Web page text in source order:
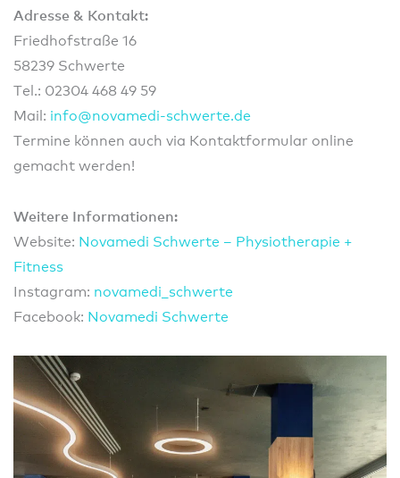
Adresse & Kontakt:
Friedhofstraße 16
58239 Schwerte
Tel.: 02304 468 49 59
Mail: info@novamedi-schwerte.de
Termine können auch via Kontaktformular online
gemacht werden!
Weitere Informationen:
Website: Novamedi Schwerte – Physiotherapie +
Fitness
Instagram: novamedi_schwerte
Facebook: Novamedi Schwerte